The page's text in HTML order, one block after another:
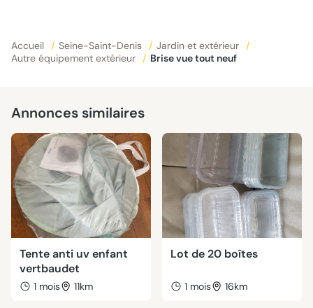
Accueil / Seine-Saint-Denis / Jardin et extérieur
/
Autre équipement extérieur
/ Brise vue tout neuf
Annonces similaires
Tente anti uv enfant
vertbaudet
1 mois 11km
Lot de 20 boîtes
1 mois 16km